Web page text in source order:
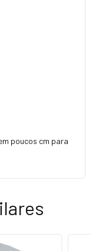
poucos cm para